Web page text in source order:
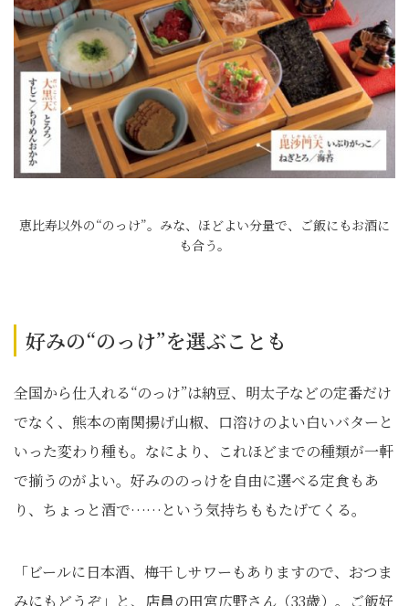
恵比寿以外の“のっけ”。みな、ほどよい分量で、ご飯にもお酒に
も合う。
好みの“のっけ”を選ぶことも
全国から仕入れる“のっけ”は納豆、明太子などの定番だけ
でなく、熊本の南関揚げ山椒、口溶けのよい白いバターと
いった変わり種も。なにより、これほどまでの種類が一軒
で揃うのがよい。好みののっけを自由に選べる定食もあ
り、ちょっと酒で……という気持ちももたげてくる。
「ビールに日本酒、梅干しサワーもありますので、おつま
みにもどうぞ」と、店員の田宮広野さん（33歳）。ご飯好